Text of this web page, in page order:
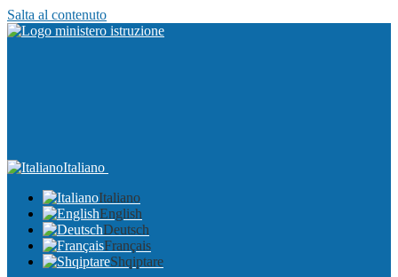
Salta al contenuto
Italiano
Italiano
English
Deutsch
Français
Shqiptare